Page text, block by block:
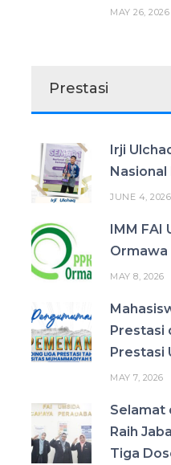
MAY 26, 2026
Prestasi
Irji
Nasional
JUNE 4, 2026
IMM FAI
Ormawa
MAY 8, 2026
Prestasi
Prestasi
MAY 7, 2026
Selamat
Raih
Tiga